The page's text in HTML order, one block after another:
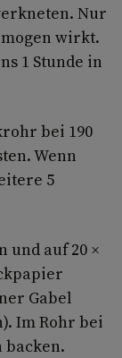
Nur
wirkt.
1 Stunde in
bei 190
Wenn
5
auf 20 ×
Gabel
Im Rohr bei
backen.